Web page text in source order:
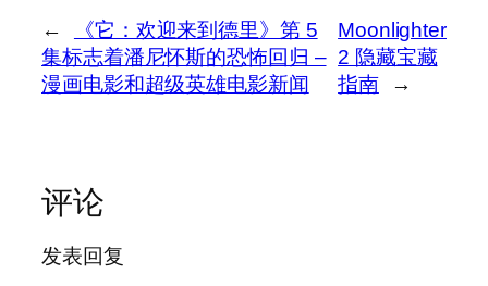
←
《它：欢迎来到德里》第 5
集标志着潘尼怀斯的恐怖回归 –
漫画电影和超级英雄电影新闻
Moonlighter
2 隐藏宝藏
指南
→
评论
发表回复